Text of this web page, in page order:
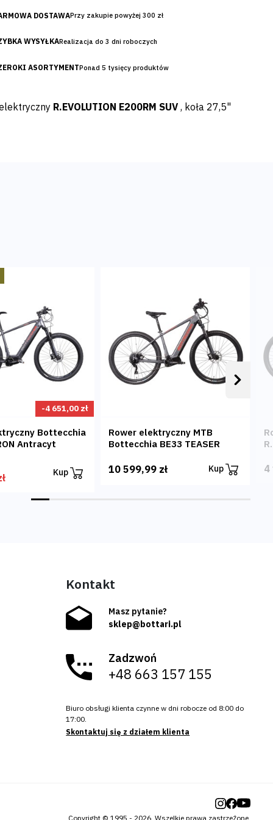
DOSTAWAPrzy zakupie powyżej 300 zł
WYSYŁKARealizacja do 3 dni roboczych
ASORTYMENTPonad 5 tysięcy produktów
R.EVOLUTION E200RM SUV , koła 27,5"
-4 651,00 zł
Bottecchia
Antracyt
Kup
Rower elektryczny MTB
Bottecchia BE33 TEASER
10 599,99 zł Kup 4
Kontakt
Masz pytanie?
sklep@bottari.pl
Zadzwoń
+48 663 157 155
Biuro obsługi klienta czynne w dni robocze od 8:00 do
17:00.
Skontaktuj się z działem klienta
Copyright © 1995 - 2026. Wszelkie prawa zastrzeżone.